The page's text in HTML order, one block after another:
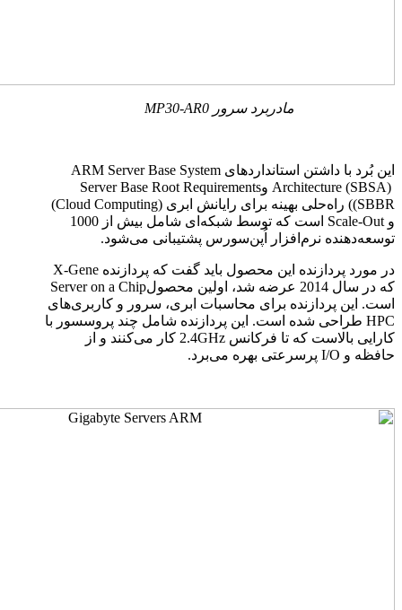
مادربرد سرورMP30-AR0
این بُرد با داشتن استانداردهای ARM Server Base System
Architecture (SBSA) وServer Base Root Requirements
(SBBR) راه‌حلی بهینه برای رایانش ابری (Cloud Computing
)
و Scale-Out
است که توسط شبکه‌ای شامل بیش از 1000
توسعه‌دهنده نرم‌افزار اُپن‌سورس پشتیبانی می‌شود.
در مورد پردازنده این محصول باید گفت که پردازنده X-Gene
که در سال 2014 عرضه شد، اولین محصول
Server on a Chip
است. این پردازنده برای محاسبات ابری، سرور و کاربری‌های
HPC طراحی شده است. این پردازنده شامل چند پروسسور با
کارایی بالاست که تا فرکانس 2.4GHz کار می‌کنند و از
حافظه و I/O پرسرعتی بهره می‌برد.